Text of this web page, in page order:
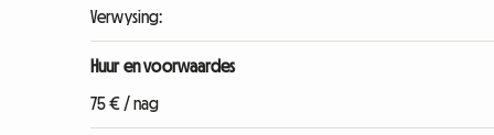
Verwysing:
Huur en voorwaardes
75 € / nag